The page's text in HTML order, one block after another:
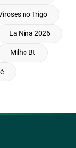
no Trigo
La Nina 2026
Milho Bt